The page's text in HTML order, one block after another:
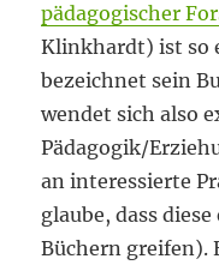
pädagogischer
Klinkhardt) ist so
bezeichnet sein
wendet sich also
Pädagogik/
an interessierte
glaube, dass
Büchern greifen).